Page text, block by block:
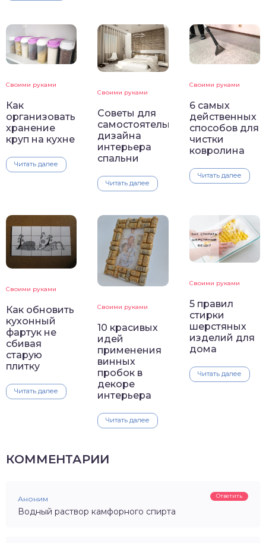
Своими руками
Как
организовать
хранение
круп на кухне
Читать далее
Своими руками
Советы для
самостоятельного
дизайна
интерьера
спальни
Читать далее
Своими руками
6 самых
действенных
способов для
чистки
ковролина
Читать далее
Своими руками
Как обновить
кухонный
фартук не
сбивая
старую
плитку
Читать далее
Своими руками
10 красивых
идей
применения
винных
пробок в
декоре
интерьера
Читать далее
Своими руками
5 правил
стирки
шерстяных
изделий для
дома
Читать далее
КОММЕНТАРИИ
Аноним Ответить
Водный раствор камфорного спирта